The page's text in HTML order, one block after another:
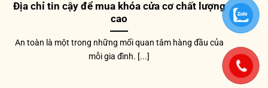
Địa chỉ tin cậy để mua khóa cửa cơ chất lượng
cao
An toàn là một trong những mối quan tâm hàng đầu của
mỗi gia đình. [...]